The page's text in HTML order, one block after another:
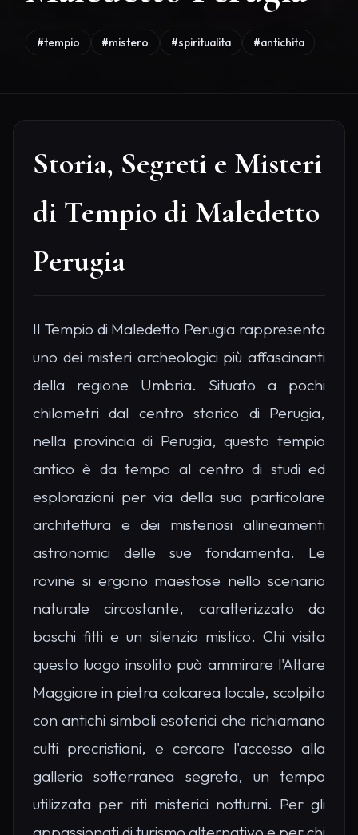
#tempio #mistero #spiritualita #antichita
Storia, Segreti e Misteri
di Tempio di Maledetto
Perugia
Il Tempio di Maledetto Perugia rappresenta
uno dei misteri archeologici più affascinanti
della regione Umbria. Situato a pochi
chilometri dal centro storico di Perugia,
nella provincia di Perugia, questo tempio
antico è da tempo al centro di studi ed
esplorazioni per via della sua particolare
architettura e dei misteriosi allineamenti
astronomici delle sue fondamenta. Le
rovine si ergono maestose nello scenario
naturale circostante, caratterizzato da
boschi fitti e un silenzio mistico. Chi visita
questo luogo insolito può ammirare l'Altare
Maggiore in pietra calcarea locale, scolpito
con antichi simboli esoterici che richiamano
culti precristiani, e cercare l'accesso alla
galleria sotterranea segreta, un tempo
utilizzata per riti misterici notturni. Per gli